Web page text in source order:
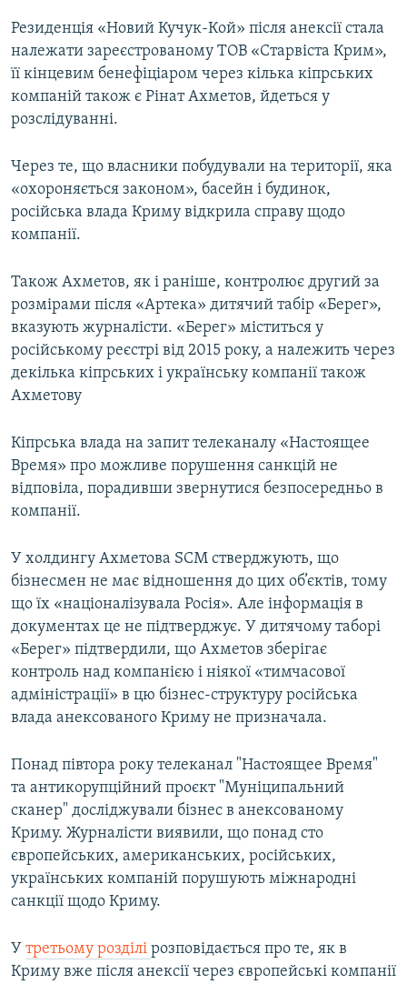
Резиденція «Новий Кучук-Кой» після анексії стала
належати зареєстрованому ТОВ «Старвіста Крим»,
її кінцевим бенефіціаром через кілька кіпрських
компаній також є Рінат Ахметов, йдеться у
розслідуванні.
Через те, що власники побудували на території, яка
«охороняється законом», басейн і будинок,
російська влада Криму відкрила справу щодо
компанії.
Також Ахметов, як і раніше, контролює другий за
розмірами після «Артека» дитячий табір «Берег»,
вказують журналісти. «Берег» міститься у
російському реєстрі від 2015 року, а належить через
декілька кіпрських і українську компанії також
Ахметову
Кіпрська влада на запит телеканалу «Настоящее
Время» про можливе порушення санкцій не
відповіла, порадивши звернутися безпосередньо в
компанії.
У холдингу Ахметова SCM стверджують, що
бізнесмен не має відношення до цих об’єктів, тому
що їх «націоналізувала Росія». Але інформація в
документах це не підтверджує. У дитячому таборі
«Берег» підтвердили, що Ахметов зберігає
контроль над компанією і ніякої «тимчасової
адміністрації» в цю бізнес-структуру російська
влада анексованого Криму не призначала.
Понад півтора року телеканал "Настоящее Время"
та антикорупційний проєкт "Муніципальний
сканер" досліджували бізнес в анексованому
Криму. Журналісти виявили, що понад сто
європейських, американських, російських,
українських компаній порушують міжнародні
санкції щодо Криму.
У третьому розділі розповідається про те, як в
Криму вже після анексії через європейські компанії